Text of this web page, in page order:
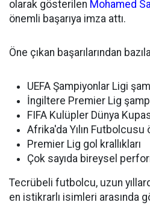
olarak gösterilen Mohamed
önemli başarıya imza attı.
Öne çıkan başarılarından
UEFA Şampiyonlar Ligi
İngiltere Premier Lig
FIFA Kulüpler Dünya
Afrika'da Yılın Futbolcusu
Premier Lig gol krallıkları
Çok sayıda bireysel
Tecrübeli futbolcu, uzun
en istikrarlı isimleri arasında